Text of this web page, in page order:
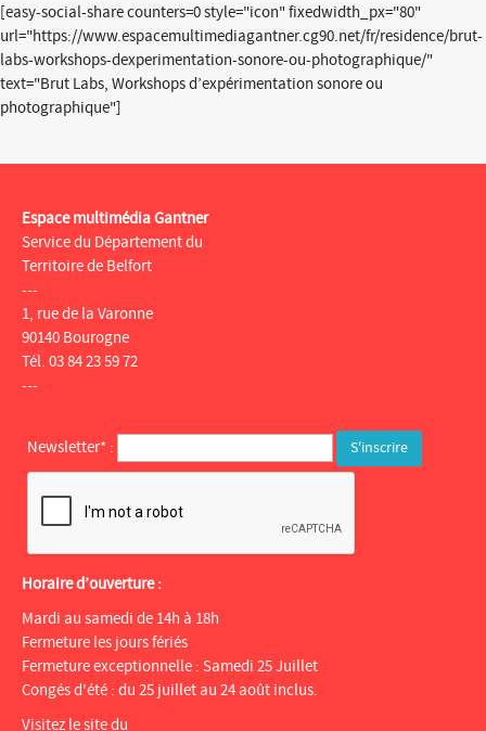
[easy-social-share counters=0 style="icon" fixedwidth_px="80"
url="https://www.espacemultimediagantner.cg90.net/fr/residence/brut-
labs-workshops-dexperimentation-sonore-ou-photographique/"
text="Brut Labs, Workshops d’expérimentation sonore ou
photographique"]
Espace multimédia Gantner
Service du Département du
Territoire de Belfort
---
1, rue de la Varonne
90140 Bourogne
Tél. 03 84 23 59 72
---
Newsletter* :
Horaire d’ouverture :
Mardi au samedi de 14h à 18h
Fermeture les jours fériés
Fermeture exceptionnelle : Samedi 25 Juillet
Congés d'été : du 25 juillet au 24 août inclus.
Visitez le site du